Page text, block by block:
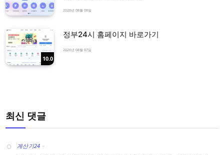
2026년 08월 08일
10.0
정부24시 홈페이지 바로가기
2026년 08월 07일
최신 댓글
계산기24 -